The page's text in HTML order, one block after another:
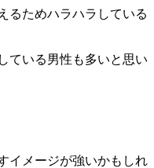
るためハラハラしている
ている男性も多いと思い
イメージが強いかもしれ